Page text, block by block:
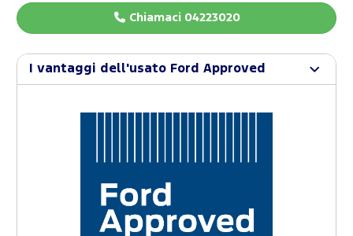
Chiamaci 04223020
I vantaggi dell'usato Ford Approved